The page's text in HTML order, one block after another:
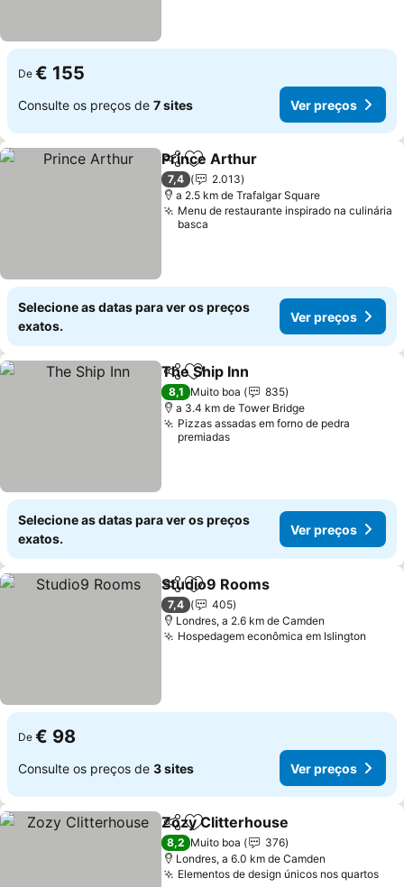
De € 155
Consulte os preços de 7 sites Ver preços
PartilharAdicionar aos favoritos
Prince Arthur
7,4
2.013
a 2.5 km de Trafalgar Square
Menu de restaurante inspirado na culinária
basca
Selecione as datas para ver os preços
exatos.
Ver preços
PartilharAdicionar aos favoritos
The Ship Inn
8,1 Muito boa
835
a 3.4 km de Tower Bridge
Pizzas assadas em forno de pedra
premiadas
Selecione as datas para ver os preços
exatos.
Ver preços
PartilharAdicionar aos favoritos
Studio9 Rooms
7,4
405
Londres, a 2.6 km de Camden
Hospedagem econômica em Islington
De € 98
Consulte os preços de 3 sites Ver preços
PartilharAdicionar aos favoritos
Zozy Clitterhouse
8,2 Muito boa
376
Londres, a 6.0 km de Camden
Elementos de design únicos nos quartos